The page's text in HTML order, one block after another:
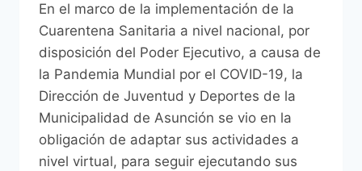
En el marco de la implementación de la
Cuarentena Sanitaria a nivel nacional, por
disposición del Poder Ejecutivo, a causa de
la Pandemia Mundial por el COVID-19, la
Dirección de Juventud y Deportes de la
Municipalidad de Asunción se vio en la
obligación de adaptar sus actividades a
nivel virtual, para seguir ejecutando sus